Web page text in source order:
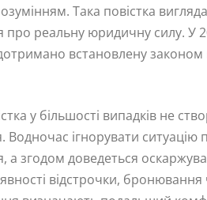
Така повістка
про реальну юридичну силу. У
дотримано встановлену
у більшості випадків не
Водночас ігнорувати ситуацію
а згодом доведеться
відстрочки, бронювання